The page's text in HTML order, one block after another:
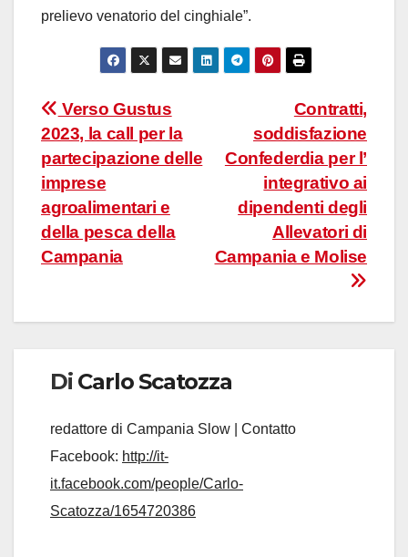
prelievo venatorio del cinghiale”.
Navigazione
articoli
Contratti,
soddisfazione
Confederdia per l’
integrativo ai
dipendenti degli
Allevatori di
Campania e Molise
Verso Gustus
2023, la call per la
partecipazione delle
imprese
agroalimentari e
della pesca della
Campania
Di Carlo Scatozza
redattore di Campania Slow | Contatto
Facebook: http://it-
it.facebook.com/people/Carlo-
Scatozza/1654720386